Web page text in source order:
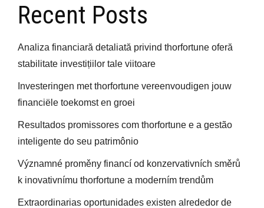
Recent Posts
Analiza financiară detaliată privind thorfortune oferă
stabilitate investițiilor tale viitoare
Investeringen met thorfortune vereenvoudigen jouw
financiële toekomst en groei
Resultados promissores com thorfortune e a gestão
inteligente do seu patrimônio
Významné proměny financí od konzervativních směrů
k inovativnímu thorfortune a moderním trendům
Extraordinarias oportunidades existen alrededor de